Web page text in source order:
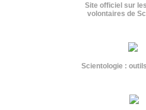
Site officiel sur
volontaires de
Scientologie :